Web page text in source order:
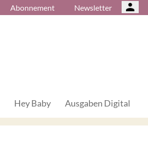
Abonnement Newsletter
Hey Baby Ausgaben Digital